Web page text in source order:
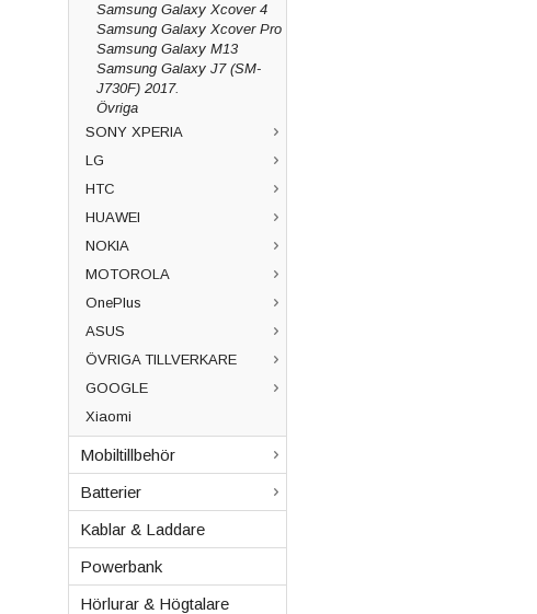
Samsung Galaxy Xcover 4
Samsung Galaxy Xcover Pro
Samsung Galaxy M13
Samsung Galaxy J7 (SM-
J730F) 2017.
Övriga
SONY XPERIA
LG
HTC
HUAWEI
NOKIA
MOTOROLA
OnePlus
ASUS
ÖVRIGA TILLVERKARE
GOOGLE
Xiaomi
Mobiltillbehör
Batterier
Kablar & Laddare
Powerbank
Hörlurar & Högtalare